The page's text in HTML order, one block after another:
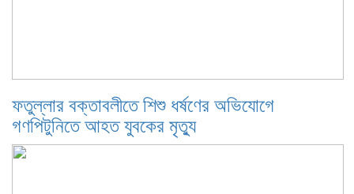
ফতুল্লার বক্তাবলীতে শিশু ধর্ষণের অভিযোগে
গণপিটুনিতে আহত যুবকের মৃত্যু